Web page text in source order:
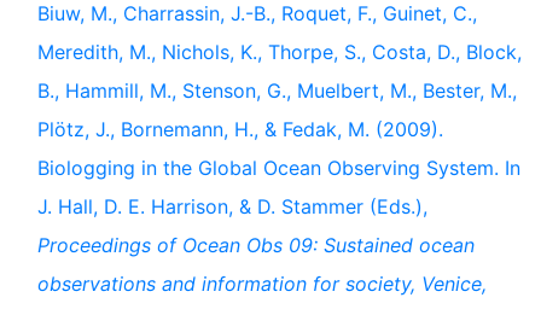
Biuw, M., Charrassin, J.-B., Roquet, F., Guinet, C.,
Meredith, M., Nichols, K., Thorpe, S., Costa, D., Block,
B., Hammill, M., Stenson, G., Muelbert, M., Bester, M.,
Plötz, J., Bornemann, H., & Fedak, M. (2009).
Biologging in the Global Ocean Observing System. In
J. Hall, D. E. Harrison, & D. Stammer (Eds.),
Proceedings of Ocean Obs 09: Sustained ocean
observations and information for society, Venice,